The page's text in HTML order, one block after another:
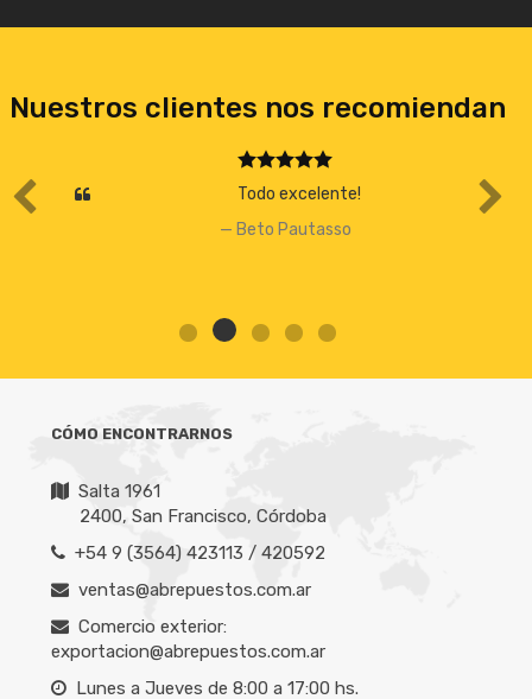
Nuestros clientes nos recomiendan
Todo excelente!
Beto Pautasso
Salta 1961
+54 9 (3564) 423113 / 420592
ventas@abrepuestos.com.ar
Comercio exterior:
exportacion@abrepuestos.com.ar
Lunes a Jueves de 8:00 a 17:00 hs.
Viernes de 8:00 a 16:00 hs. / Sábado cerrado.